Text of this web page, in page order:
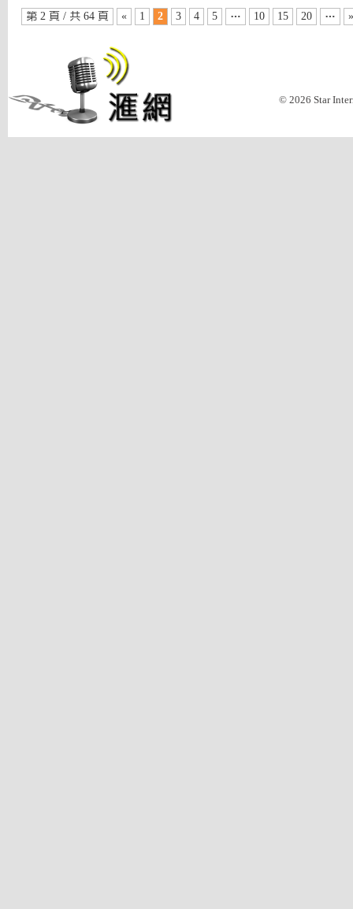
第 2 頁 / 共 64 頁 « 1 2 3 4 5 … 10 15 20 … »
© 2026 Star